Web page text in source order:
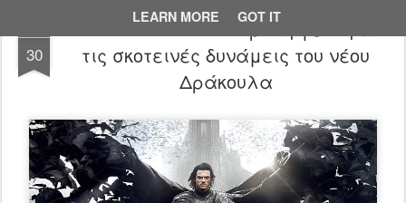
LEARN MORE GOT IT
30
Dracula Untold trailer: Πρώτη γεύση από
τις σκοτεινές δυνάμεις του νέου
Δράκουλα